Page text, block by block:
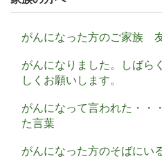
がんになった方のご家族
がんになりました。しばら
しくお願いします。
がんになって言われた・・
た言葉
がんになった方のそばにい